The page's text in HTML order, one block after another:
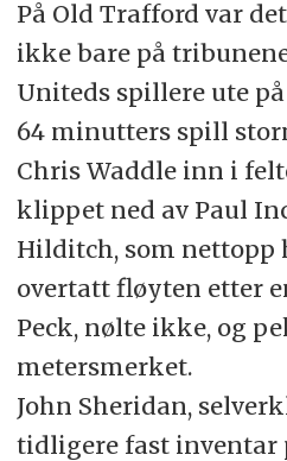
På Old Trafford var
ikke bare på
Uniteds spillere ute
64 minutters spill
Chris Waddle inn i
klippet ned av Paul
Hilditch, som nettopp
overtatt fløyten etter
Peck, nølte ikke, og
metersmerket.
John Sheridan,
tidligere fast inventar